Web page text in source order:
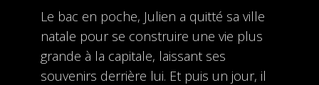
Le bac en poche, Julien a quitté sa ville
natale pour se construire une vie plus
grande à la capitale, laissant ses
souvenirs derrière lui. Et puis un jour, il